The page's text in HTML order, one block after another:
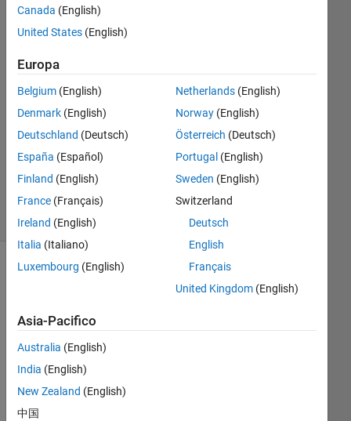
Sierra
2023
Risposte
Aggiornato
17 Gen
2023
12
Visualizzazioni
(30 giorni)
Canada (English)
United States (English)
Europa
Belgium (English)
Denmark (English)
Deutschland (Deutsch)
España (Español)
Finland (English)
France (Français)
Ireland (English)
Italia (Italiano)
Luxembourg (English)
Netherlands(English)
Norway(English)
Österreich (Deutsch)
Portugal (English)
Sweden (English)
Switzerland
Deutsch
English
Français
United Kingdom(English)
Asia-Pacifico
Australia (English)
India (English)
New Zealand (English)
中国